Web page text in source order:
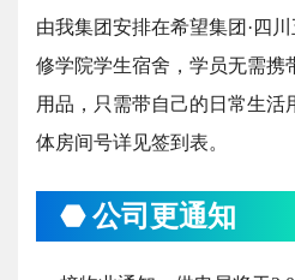
由我集团安排在希望集团·四
修学院学生宿舍，学员无需携
用品，只需带自己的日常生活
体房间号详见签到表。
⬣ 公司更通知